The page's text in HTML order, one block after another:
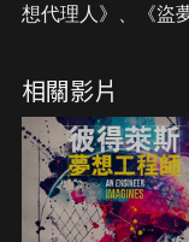
想代理人》、《盜
《黑天鵝》導演戴
宙》導演羅德尼羅
拉潘等全世界數十
一代動畫大師今敏
相關影片